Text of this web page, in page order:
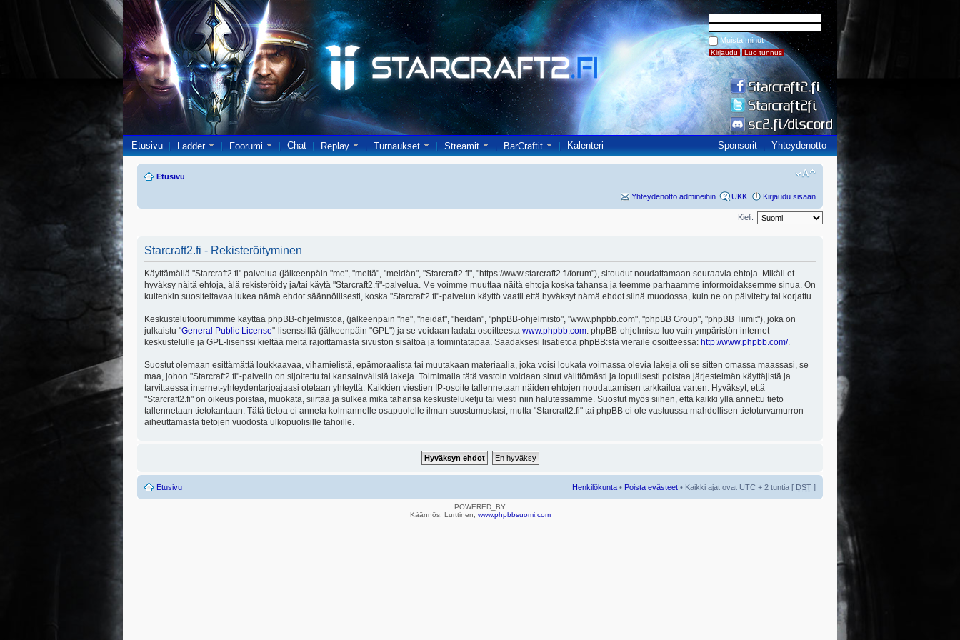
Muista minut
Etusivu Ladder Foorumi Chat Replay Turnaukset Streamit BarCraftit Kalenteri Sponsorit Yhteydenotto
Etusivu
Yhteydenotto admineihin UKK Kirjaudu sisään
Kieli:
Starcraft2.fi - Rekisteröityminen
Käyttämällä "Starcraft2.fi" palvelua (jälkeenpäin "me", "meitä", "meidän", "Starcraft2.fi", "https://www.starcraft2.fi/forum"), sitoudut noudattamaan seuraavia ehtoja. Mikäli et
hyväksy näitä ehtoja, älä rekisteröidy ja/tai käytä "Starcraft2.fi"-palvelua. Me voimme muuttaa näitä ehtoja koska tahansa ja teemme parhaamme informoidaksemme sinua. On
kuitenkin suositeltavaa lukea nämä ehdot säännöllisesti, koska "Starcraft2.fi"-palvelun käyttö vaatii että hyväksyt nämä ehdot siinä muodossa, kuin ne on päivitetty tai korjattu.
Keskustelufoorumimme käyttää phpBB-ohjelmistoa, (jälkeenpäin "he", "heidät", "heidän", "phpBB-ohjelmisto", "www.phpbb.com", "phpBB Group", "phpBB Tiimit"), joka on
julkaistu "General Public License"-lisenssillä (jälkeenpäin "GPL") ja se voidaan ladata osoitteesta www.phpbb.com . phpBB-ohjelmisto luo vain ympäristön internet-
keskustelulle ja GPL-lisenssi kieltää meitä rajoittamasta sivuston sisältöä ja toimintatapaa. Saadaksesi lisätietoa phpBB:stä vieraile osoitteessa: http://www.phpbb.com/.
Suostut olemaan esittämättä loukkaavaa, vihamielistä, epämoraalista tai muutakaan materiaalia, joka voisi loukata voimassa olevia lakeja oli se sitten omassa maassasi, se
maa, johon "Starcraft2.fi"-palvelin on sijoitettu tai kansainvälisiä lakeja. Toimimalla tätä vastoin voidaan sinut välittömästi ja lopullisesti poistaa järjestelmän käyttäjistä ja
tarvittaessa internet-yhteydentarjoajaasi otetaan yhteyttä. Kaikkien viestien IP-osoite tallennetaan näiden ehtojen noudattamisen tarkkailua varten. Hyväksyt, että
"Starcraft2.fi" on oikeus poistaa, muokata, siirtää ja sulkea mikä tahansa keskusteluketju tai viesti niin halutessamme. Suostut myös siihen, että kaikki yllä annettu tieto
tallennetaan tietokantaan. Tätä tietoa ei anneta kolmannelle osapuolelle ilman suostumustasi, mutta "Starcraft2.fi" tai phpBB ei ole vastuussa mahdollisen tietoturvamurron
aiheuttamasta tietojen vuodosta ulkopuolisille tahoille.
Etusivu Henkilökunta • Poista evästeet • Kaikki ajat ovat UTC + 2 tuntia [ DST ]
POWERED_BY
Käännös, Lurttinen, www.phpbbsuomi.com